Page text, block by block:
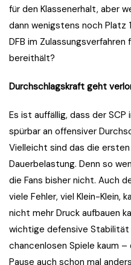
für den Klassenerhalt, aber
dann wenigstens noch Platz
DFB im Zulassungsverfahren
bereithält?
Durchschlagskraft geht
Es ist auffällig, dass der
spürbar an offensiver
Vielleicht sind das die
Dauerbelastung. Denn so
die Fans bisher nicht. Auch
viele Fehler, viel Klein-Klein,
nicht mehr Druck aufbauen
wichtige defensive
chancenlosen Spiele kaum
Pause auch schon mal